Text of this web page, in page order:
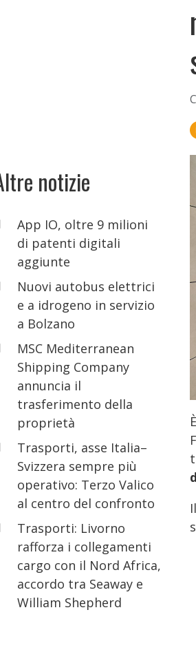
notizie
App IO, oltre 9 milioni
di patenti digitali
aggiunte
Nuovi autobus elettrici
e a idrogeno in servizio
a Bolzano
MSC Mediterranean
Shipping Company
annuncia il
trasferimento della
proprietà
Trasporti, asse Italia–
Svizzera sempre più
operativo: Terzo Valico
al centro del confronto
Trasporti: Livorno
rafforza i collegamenti
cargo con il Nord Africa,
accordo tra Seaway e
William Shepherd